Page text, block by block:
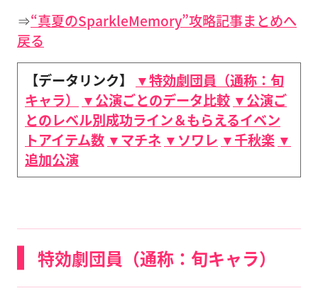
⇒“真夏のSparkleMemory”攻略記事まとめへ
戻る
【データリンク】
▼特効劇団員（通称：旬
キャラ）
▼公演ごとのデータ比較 ▼公演ご
とのレベル別成功ライン＆もらえるイベン
トアイテム数 ▼マチネ ▼ソワレ ▼千秋楽 ▼
追加公演
特効劇団員（通称：旬キャラ）